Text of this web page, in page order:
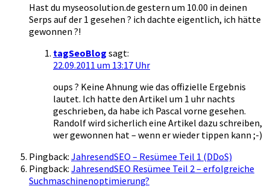
Hast du myseosolution.de gestern um 10.00 in deinen
Serps auf der 1 gesehen ? ich dachte eigentlich, ich hätte
gewonnen ?!
tagSeoBlog sagt:
22.09.2011 um 13:17 Uhr
oups ? Keine Ahnung wie das offizielle Ergebnis
lautet. Ich hatte den Artikel um 1 uhr nachts
geschrieben, da habe ich Pascal vorne gesehen.
Randolf wird sicherlich eine Artikel dazu schreiben,
wer gewonnen hat – wenn er wieder tippen kann ;-)
Pingback: JahresendSEO – Resümee Teil 1 (DDoS)
Pingback: JahresendSEO Resümee Teil 2 – erfolgreiche
Suchmaschinenoptimierung?